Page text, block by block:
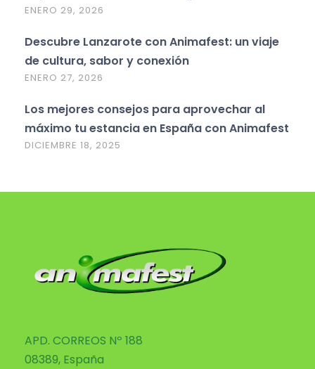
ENERO 29, 2026
Descubre Lanzarote con Animafest: un viaje
de cultura, sabor y conexión
ENERO 27, 2026
Los mejores consejos para aprovechar al
máximo tu estancia en España con Animafest
DICIEMBRE 18, 2025
APD. CORREOS Nº 188
08389, España